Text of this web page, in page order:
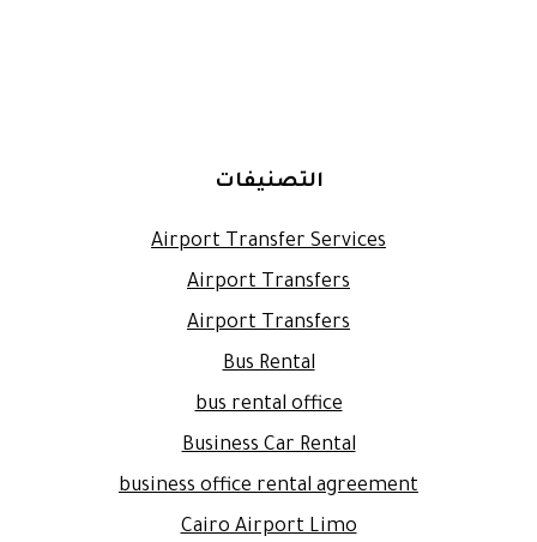
التصنيفات
Airport Transfer Services
Airport Transfers
Airport Transfers
Bus Rental
bus rental office
Business Car Rental
business office rental agreement
Cairo Airport Limo